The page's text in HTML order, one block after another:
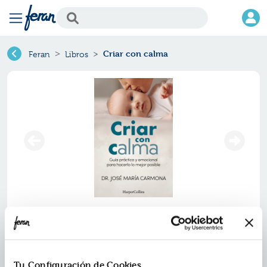
Feran Libros Criar con calma
Criar con calma
ISBN: 9788410644502